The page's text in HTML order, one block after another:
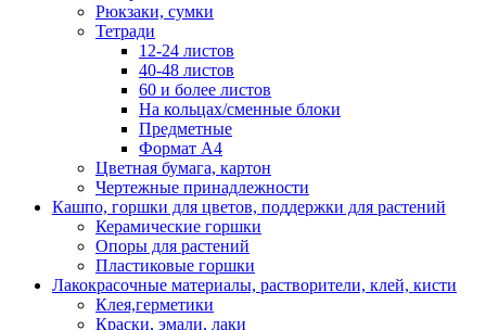
Рюкзаки, сумки
Тетради
12-24 листов
40-48 листов
60 и более листов
На кольцах/сменные блоки
Предметные
Формат А4
Цветная бумага, картон
Чертежные принадлежности
Кашпо, горшки для цветов, поддержки для растений
Керамические горшки
Опоры для растений
Пластиковые горшки
Лакокрасочные материалы, растворители, клей, кисти
Клея,герметики
Краски, эмали, лаки